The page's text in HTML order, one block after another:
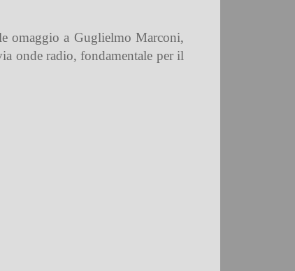
omaggio a Guglielmo Marconi,
onde radio, fondamentale per il